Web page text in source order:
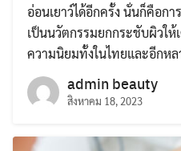
อ่อนเยาว์ได้อีกครั้ง นั่นก็คือก
เป็นนวัตกรรมยกกระชับผิวให้
ความนิยมทั้งในไทยและอีกห
admin beauty
สิงหาคม 18, 2023